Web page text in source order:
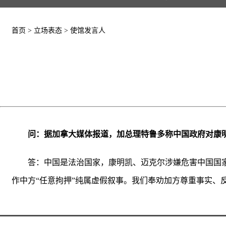
首页 > 立场表态 > 使馆发言人
问：据加拿大媒体报道，加总理特鲁多称中国政府对
答：中国是法治国家，康明凯、迈克尔涉嫌危害中国
作中方“任意拘押”纯属虚假叙事。我们奉劝加方尊重事实